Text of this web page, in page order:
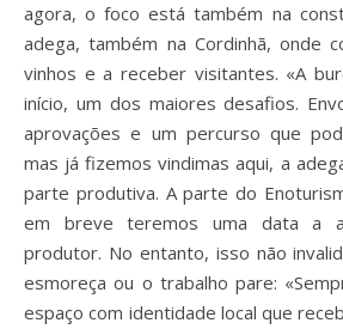
agora, o foco está também na
adega, também na Cordinhã, onde
vinhos e a receber visitantes. «A
início, um dos maiores desafios.
aprovações e um percurso que
mas já fizemos vindimas aqui, a
parte produtiva. A parte do
em breve teremos uma data a
produtor. No entanto, isso não
esmoreça ou o trabalho pare:
espaço com identidade local que